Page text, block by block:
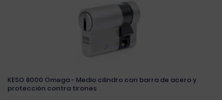
KESO 8000 Omega - Medio cilindro con barra de acero y
protección contra tirones